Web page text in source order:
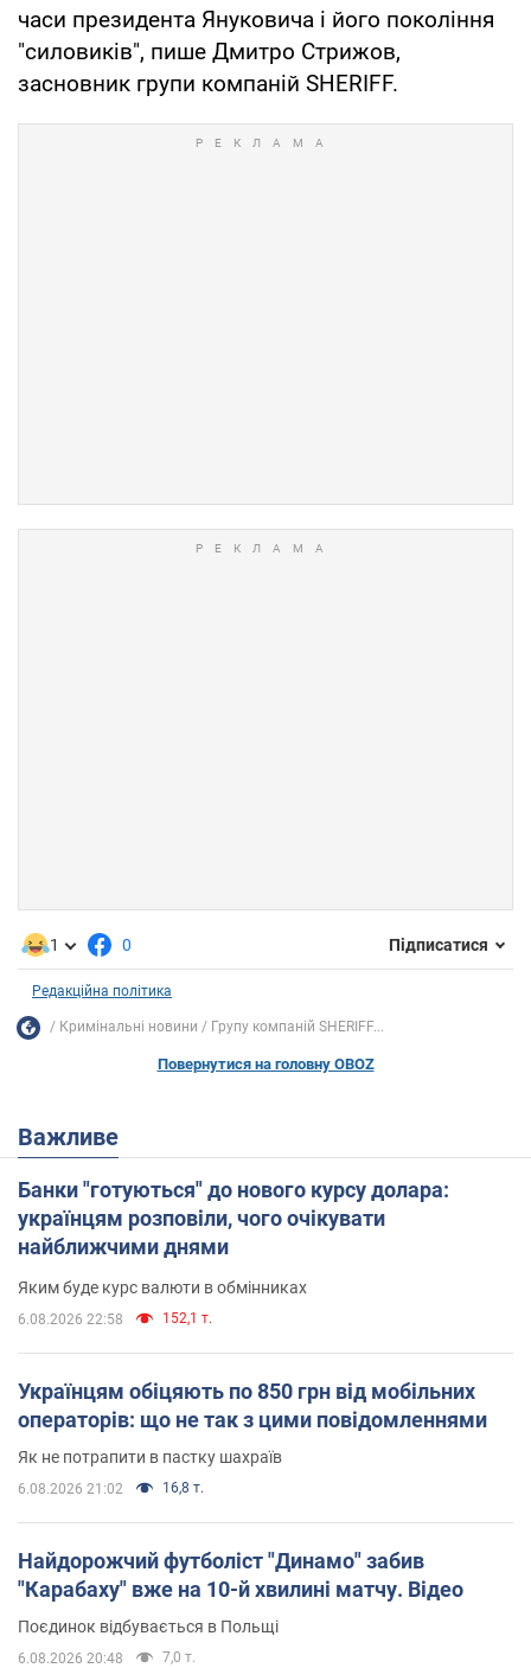
часи президента Януковича і його покоління
"силовиків", пише Дмитро Стрижов,
засновник групи компаній SHERIFF.
1 0 Підписатися
Редакційна політика
Кримінальні новини Групу компаній SHERIFF...
Повернутися на головну OBOZ
Важливе
Банки "готуються" до нового курсу долара:
українцям розповіли, чого очікувати
найближчими днями
Яким буде курс валюти в обмінниках
6.08.2026 22:58 152,1 т.
Українцям обіцяють по 850 грн від мобільних
операторів: що не так з цими повідомленнями
Як не потрапити в пастку шахраїв
6.08.2026 21:02 16,8 т.
Найдорожчий футболіст "Динамо" забив
"Карабаху" вже на 10-й хвилині матчу. Відео
Поєдинок відбувається в Польщі
6.08.2026 20:48 7,0 т.